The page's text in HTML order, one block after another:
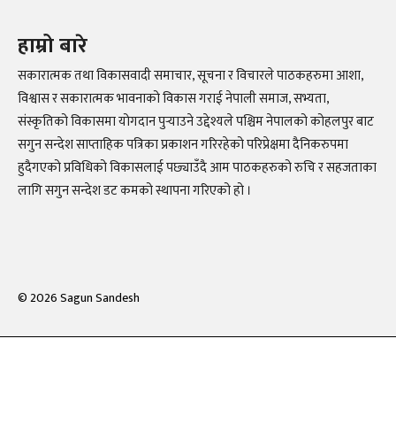
हाम्रो बारे
सकारात्मक तथा विकासवादी समाचार, सूचना र विचारले पाठकहरुमा आशा,
विश्वास र सकारात्मक भावनाको विकास गराई नेपाली समाज, सभ्यता,
संस्कृतिको विकासमा योगदान पुर्‍याउने उद्देश्यले पश्चिम नेपालको कोहलपुर बाट
सगुन सन्देश साप्ताहिक पत्रिका प्रकाशन गरिरहेको परिप्रेक्षमा दैनिकरुपमा
हुदैगएको प्रविधिको विकासलाई पछ्याउँदै आम पाठकहरुको रुचि र सहजताका
लागि सगुन सन्देश डट कमको स्थापना गरिएको हो ।
©2026Sagun Sandesh